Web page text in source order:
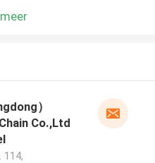
）
Co.,Ltd
114,